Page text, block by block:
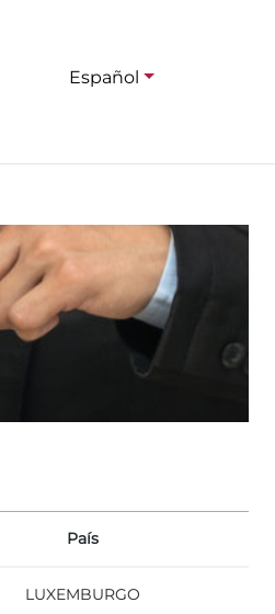
Español
País
LUXEMBURGO